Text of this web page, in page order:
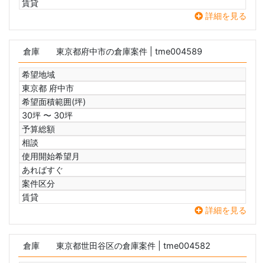
賃貸
詳細を見る
倉庫 東京都府中市の倉庫案件 | tme004589
希望地域
東京都 府中市
希望面積範囲(坪)
30坪 〜 30坪
予算総額
相談
使用開始希望月
あればすぐ
案件区分
賃貸
詳細を見る
倉庫 東京都世田谷区の倉庫案件 | tme004582